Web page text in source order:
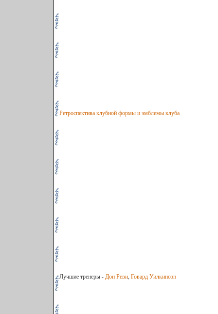
Ретроспектива клубной формы и эмблемы клуба
Лучшие тренеры - Дон Реви, Говард Уилкинсон